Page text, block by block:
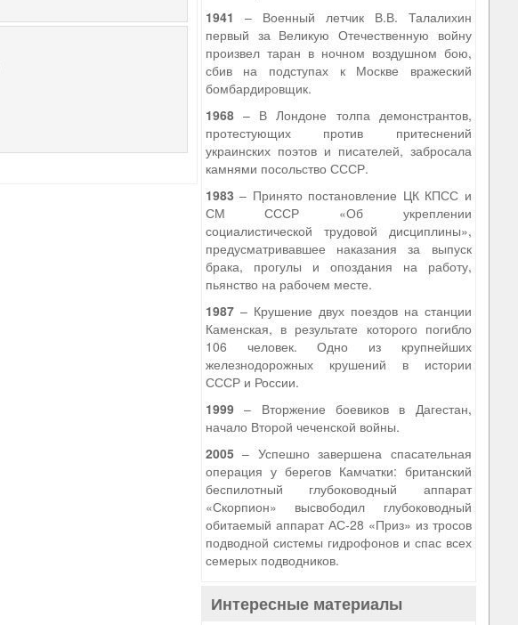
1941 – Военный летчик В.В. Талалихин
первый за Великую Отечественную войну
произвел таран в ночном воздушном бою,
сбив на подступах к Москве вражеский
бомбардировщик.
1968– В Лондоне толпа демонстрантов,
протестующих против притеснений
украинских поэтов и писателей, забросала
камнями посольство СССР.
1983 – Принято постановление ЦК КПСС и
СМ СССР «Об укреплении
социалистической трудовой дисциплины»,
предусматривавшее наказания за выпуск
брака, прогулы и опоздания на работу,
пьянство на рабочем месте.
1987– Крушение двух поездов на станции
Каменская, в результате которого погибло
106 человек. Одно из крупнейших
железнодорожных крушений в истории
СССР и России.
1999– Вторжение боевиков в Дагестан,
начало Второй чеченской войны.
2005– Успешно завершена спасательная
операция у берегов Камчатки: британский
беспилотный глубоководный аппарат
«Скорпион» высвободил глубоководный
обитаемый аппарат АС-28 «Приз» из тросов
подводной системы гидрофонов и спас всех
семерых подводников.
Интересные материалы